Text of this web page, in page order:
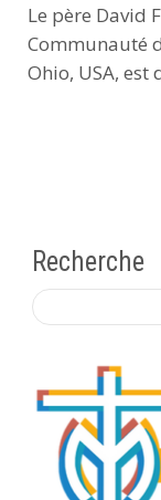
Le père David
Communauté
Ohio, USA, est
Recherche